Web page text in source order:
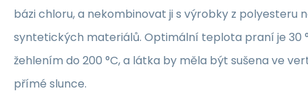
bázi chloru, a nekombinovat ji s výrobky z polyesteru
syntetických materiálů. Optimální teplota praní je 30
žehlením do 200 °C, a látka by měla být sušena ve
přímé slunce.